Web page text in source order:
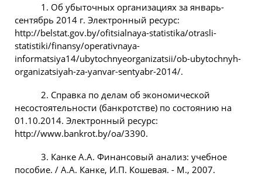
1. Об убыточных организациях за январь-
сентябрь 2014 г. Электронный ресурс:
http://belstat.gov.by/ofitsialnaya-statistika/otrasli-
statistiki/finansy/operativnaya-
informatsiya14/ubytochnyeorganizatsii/ob-ubytochnyh-
organizatsiyah-za-yanvar-sentyabr-2014/.
2. Справка по делам об экономической
несостоятельности (банкротстве) по состоянию на
01.10.2014. Электронный ресурс:
http://www.bankrot.by/oa/3390.
3. Канке А.А. Финансовый анализ: учебное
пособие. / А.А. Канке, И.П. Кошевая. - М., 2007.